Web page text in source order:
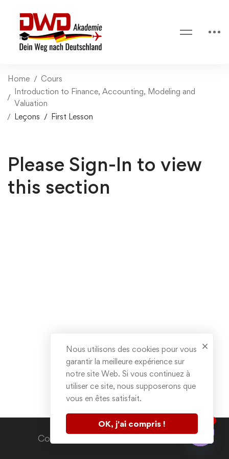
Home
Cours
Introduction to Finance, Accounting, Modeling and
Valuation
Leçons
First Lesson
Please Sign-In to view
this section
Copyright © 2020. All rights reserved.
Nous utilisons des cookies pour vous
garantir la meilleure expérience sur
notre site Web. Si vous continuez à
utiliser ce site, nous supposerons que
vous en êtes satisfait.
OK, j'ai compris !
Contactez nous